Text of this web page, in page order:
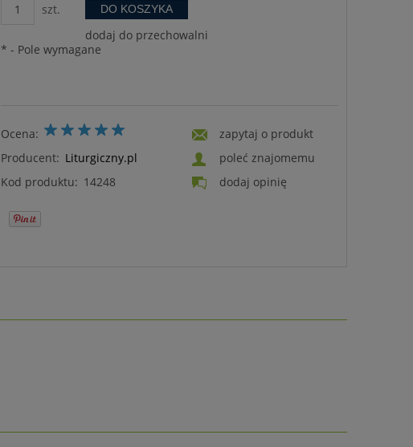
szt. DO KOSZYKA
dodaj do przechowalni
* - Pole wymagane
Ocena:
Producent: Liturgiczny.pl
Kod produktu: 14248
zapytaj o produkt
poleć znajomemu
dodaj opinię